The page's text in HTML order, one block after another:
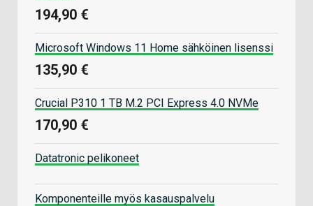
194,90 €
Microsoft Windows 11 Home sähköinen lisenssi
135,90 €
Crucial P310 1 TB M.2 PCI Express 4.0 NVMe
170,90 €
Datatronic pelikoneet
Komponenteille myös kasauspalvelu